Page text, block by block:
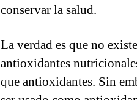
conservar la salud.
La verdad es que no
antioxidantes
que antioxidantes. Sin